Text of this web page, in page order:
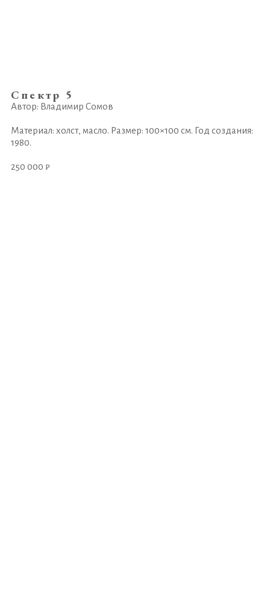
Спектр 5
Автор: Владимир Сомов
Материал: холст, масло. Размер: 100×100 см. Год создания:
1980.
250 000 ₽